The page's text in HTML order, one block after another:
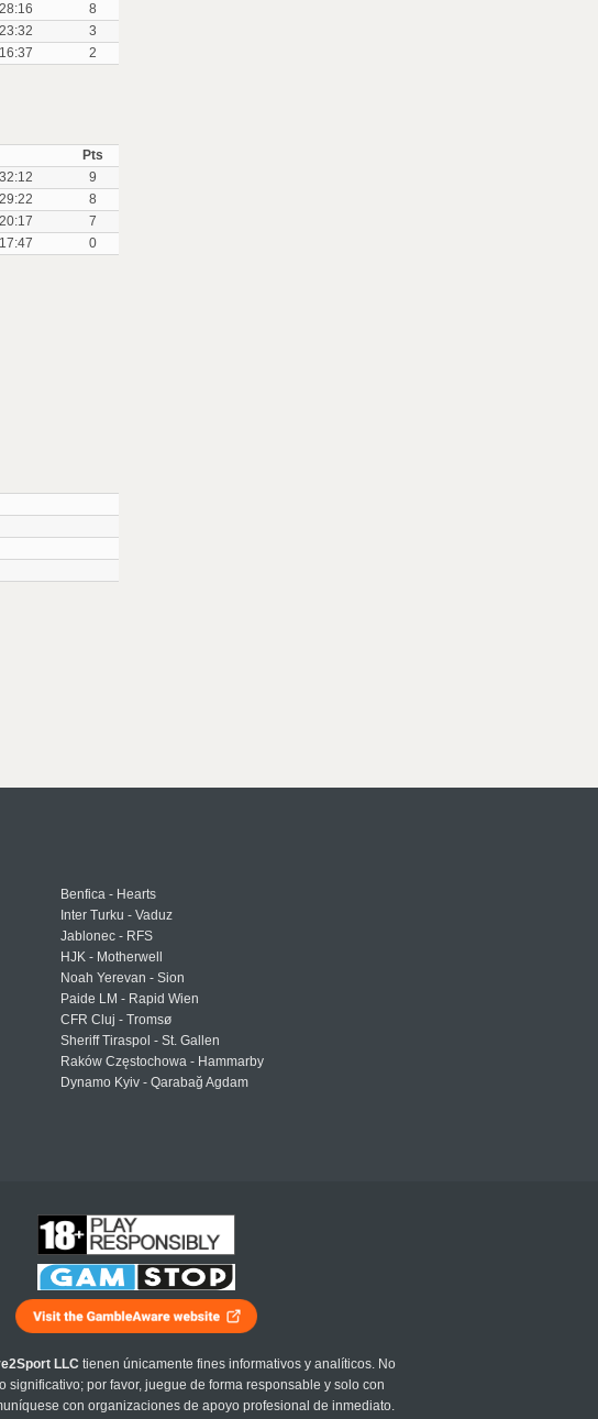
28:16
8
23:32
3
16:37 2
Pts
32:12
9
29:22
8
20:17
7
17:47 0
Benfica - Hearts
Inter Turku - Vaduz
Jablonec - RFS
HJK - Motherwell
Noah Yerevan - Sion
Paide LM - Rapid Wien
CFR Cluj - Tromsø
Sheriff Tiraspol - St. Gallen
Raków Częstochowa - Hammarby
Dynamo Kyiv - Qarabağ Agdam
LLC tienen únicamente fines informativos y analíticos. No
por favor, juegue de forma responsable y solo con
con organizaciones de apoyo profesional de inmediato.